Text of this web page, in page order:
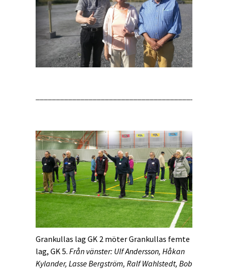
Grankullas lag GK 2 möter Grankullas femte
lag, GK 5. Från vänster: Ulf Andersson, Håkan
Kylander, Lasse Bergström, Ralf Wahlstedt, Bob